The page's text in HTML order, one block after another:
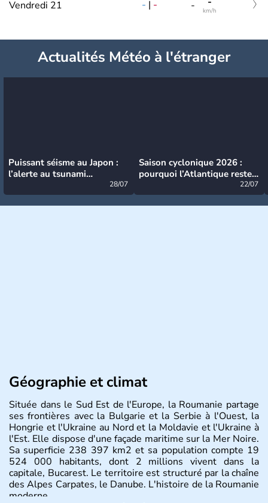
Vendredi 21 - | - - km/h
Actualités Météo à l'étranger
Puissant séisme au Japon :
l’alerte au tsunami
28/07
Saison cyclonique 2026 :
pourquoi l’Atlantique reste
22/07
Géographie et climat
Située dans le Sud Est de l'Europe, la Roumanie partage
ses frontières avec la Bulgarie et la Serbie à l'Ouest, la
Hongrie et l'Ukraine au Nord et la Moldavie et l'Ukraine à
l'Est. Elle dispose d'une façade maritime sur la Mer Noire.
Sa superficie 238 397 km2 et sa population compte 19
524 000 habitants, dont 2 millions vivent dans la
capitale, Bucarest. Le territoire est structuré par la chaîne
des Alpes Carpates, le Danube. L'histoire de la Roumanie
moderne.